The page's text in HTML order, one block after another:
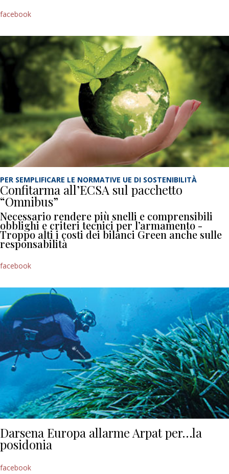
facebook
PER SEMPLIFICARE LE NORMATIVE UE DI SOSTENIBILITÀ
Confitarma all’ECSA sul pacchetto
“Omnibus”
Necessario rendere più snelli e comprensibili
obblighi e criteri tecnici per l’armamento -
Troppo alti i costi dei bilanci Green anche sulle
responsabilità
facebook
Darsena Europa allarme Arpat per…la
posidonia
facebook